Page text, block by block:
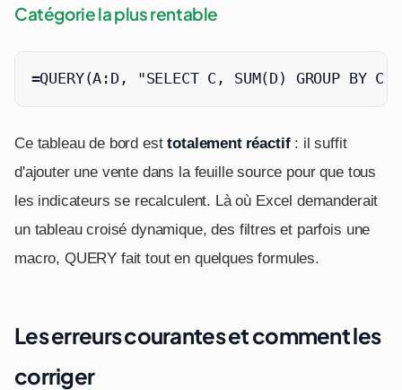
Catégorie la plus rentable
=QUERY(A:D, "SELECT C, SUM(D) GROUP
Ce tableau de bord esttotalement réactif: il suffit
d'ajouter une vente dans la feuille source pour que tous
les indicateurs se recalculent. Là où Excel demanderait
un tableau croisé dynamique, des filtres et parfois une
macro, QUERY fait tout en quelques formules.
Les erreurs courantes et comment les
corriger